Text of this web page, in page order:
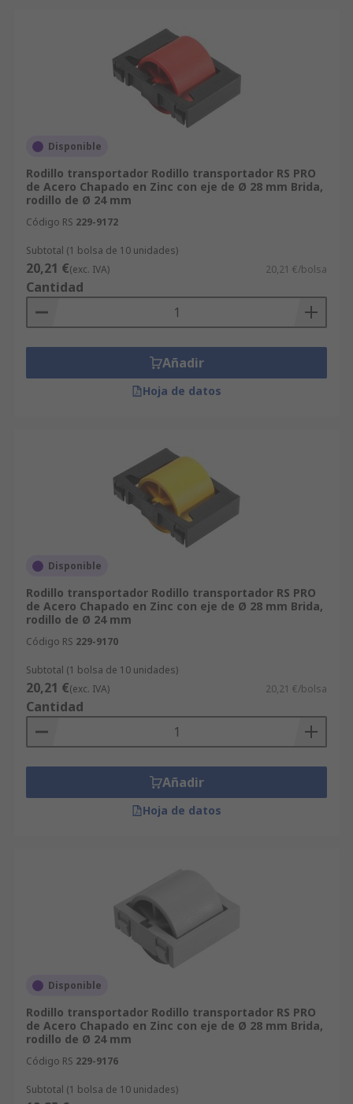
Disponible
Rodillo transportador Rodillo transportador RS PRO
de Acero Chapado en Zinc con eje de Ø 28 mm Brida,
rodillo de Ø 24 mm
Código RS 229-9172
Subtotal (1 bolsa de 10 unidades)
20,21 €(exc. IVA) 20,21 €/bolsa
Cantidad
Añadir
Hoja de datos
Disponible
Rodillo transportador Rodillo transportador RS PRO
de Acero Chapado en Zinc con eje de Ø 28 mm Brida,
rodillo de Ø 24 mm
Código RS 229-9170
Subtotal (1 bolsa de 10 unidades)
20,21 €(exc. IVA) 20,21 €/bolsa
Cantidad
Añadir
Hoja de datos
Disponible
Rodillo transportador Rodillo transportador RS PRO
de Acero Chapado en Zinc con eje de Ø 28 mm Brida,
rodillo de Ø 24 mm
Código RS 229-9176
Subtotal (1 bolsa de 10 unidades)